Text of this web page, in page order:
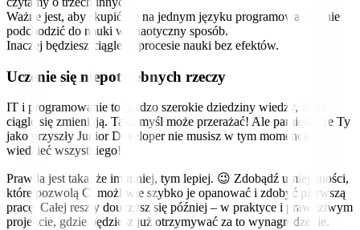
Ważne jest, aby skupić się na jednym języku programowania i nie
podchodzić do nauki w chaotyczny sposób.
Inaczej będziesz ciągle w procesie nauki bez efektów.
Uczenie się niepotrzebnych rzeczy
IT i programowanie to bardzo szerokie dziedziny wiedzy, które
ciągle się zmieniają. Taka myśl może przerażać! Ale pamiętaj, że Ty
jako przyszły Junior Developer nie musisz w tym momencie
wiedzieć wszystkiego!
Prawda jest taka, że im mniej, tym lepiej. 😉 Zdobądź umiejętności,
które pozwolą Ci możliwie szybko je opanować i zdobyć pierwszą
pracę. Całej reszty douczysz się później – w praktyce i prawdziwym
projekcie, gdzie będziesz już otrzymywać za to wynagrodzenie.